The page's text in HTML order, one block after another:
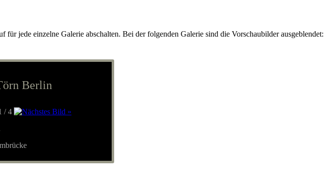
jede einzelne Galerie abschalten. Bei der folgenden Galerie sind die Vorschaubilder ausgeblendet:
Berlin
/ 4